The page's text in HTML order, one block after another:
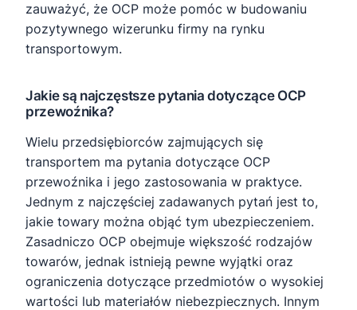
zauważyć, że OCP może pomóc w budowaniu
pozytywnego wizerunku firmy na rynku
transportowym.
Jakie są najczęstsze pytania dotyczące OCP
przewoźnika?
Wielu przedsiębiorców zajmujących się
transportem ma pytania dotyczące OCP
przewoźnika i jego zastosowania w praktyce.
Jednym z najczęściej zadawanych pytań jest to,
jakie towary można objąć tym ubezpieczeniem.
Zasadniczo OCP obejmuje większość rodzajów
towarów, jednak istnieją pewne wyjątki oraz
ograniczenia dotyczące przedmiotów o wysokiej
wartości lub materiałów niebezpiecznych. Innym